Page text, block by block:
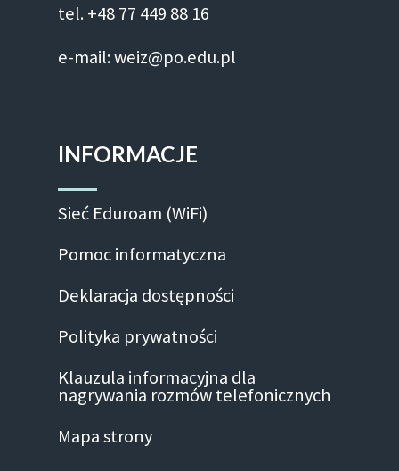
tel. +48 77 449 88 16
e-mail: weiz@po.edu.pl
INFORMACJE
Sieć Eduroam (WiFi)
Pomoc informatyczna
Deklaracja dostępności
Polityka prywatności
Klauzula informacyjna dla
nagrywania rozmów telefonicznych
Mapa strony